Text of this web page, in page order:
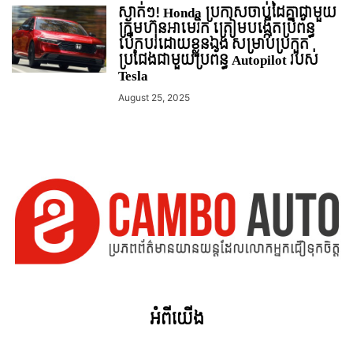
ស្ងាត់ៗ! Honda ប្រកាសចាប់ដៃគ្នាជាមួយ
ក្រុមហ៊ុនអាមេរិក ត្រៀមបង្កើតប្រព័ន្ធ
បើកបរដោយខ្លួនឯង សម្រាប់ប្រកួត
ប្រជែងជាមួយប្រព័ន្ធ Autopilot របស់
Tesla
August 25, 2025
អំពី​យើង